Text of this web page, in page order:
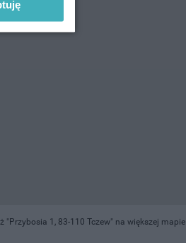
1, 83-110 Tczew" na większej mapie